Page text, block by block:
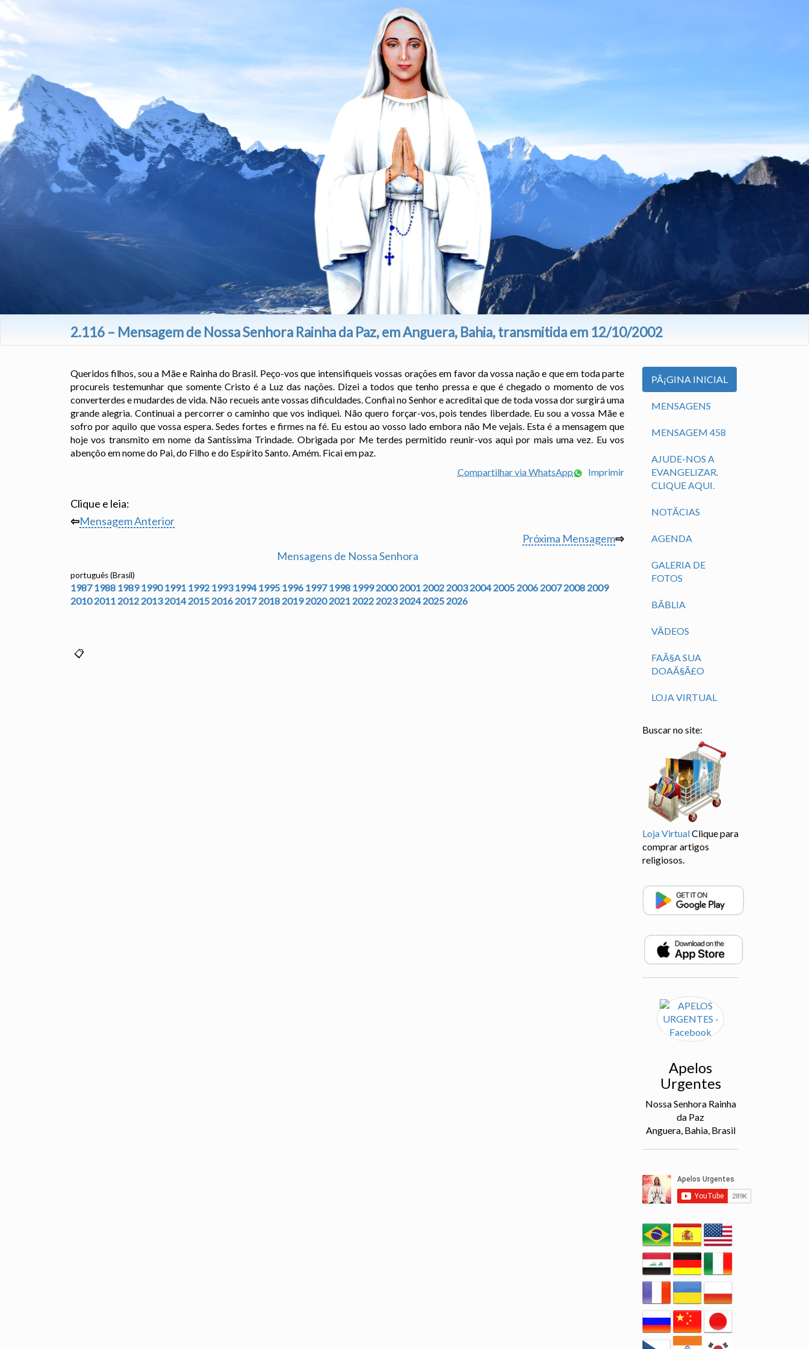
2.116 – Mensagem de Nossa Senhora Rainha da Paz, em Anguera, Bahia, transmitida em 12/10/2002
Queridos filhos, sou a Mãe e Rainha do Brasil. Peço-vos que intensifiqueis vossas orações em favor da vossa nação e que em toda parte
procureis testemunhar que somente Cristo é a Luz das nações. Dizei a todos que tenho pressa e que é chegado o momento de vos
converterdes e mudardes de vida. Não recueis ante vossas dificuldades. Confiai no Senhor e acreditai que de toda vossa dor surgirá uma
grande alegria. Continuai a percorrer o caminho que vos indiquei. Não quero forçar-vos, pois tendes liberdade. Eu sou a vossa Mãe e
sofro por aquilo que vossa espera. Sedes fortes e firmes na fé. Eu estou ao vosso lado embora não Me vejais. Esta é a mensagem que
hoje vos transmito em nome da Santíssima Trindade. Obrigada por Me terdes permitido reunir-vos aqui por mais uma vez. Eu vos
abençôo em nome do Pai, do Filho e do Espírito Santo. Amém. Ficai em paz.
Compartilhar via WhatsApp
Imprimir
Clique e leia:
⇦Mensagem Anterior
Próxima Mensagem⇨
Mensagens de Nossa Senhora
português (Brasil)
1987 1988 1989 1990 1991 1992 1993 1994 1995 1996 1997 1998 1999 2000 2001 2002 2003 2004 2005 2006 2007 2008 2009
2010 2011 2012 2013 2014 2015 2016 2017 2018 2019 2020 2021 2022 2023 2024 2025 2026
PÃ¡GINA INICIAL
MENSAGENS
MENSAGEM 458
AJUDE-NOS A
EVANGELIZAR.
CLIQUE AQUI.
NOTÃ­CIAS
AGENDA
GALERIA DE
FOTOS
BÃ­BLIA
VÃ­DEOS
FAÃ§A SUA
DOAÃ§Ã£O
LOJA VIRTUAL
Buscar no site:
Loja VirtualClique para
comprar artigos
religiosos.
Apelos
Urgentes
Nossa Senhora Rainha
da Paz
Anguera, Bahia, Brasil